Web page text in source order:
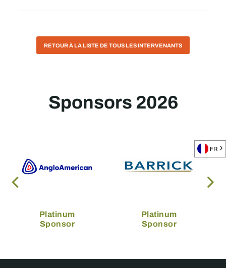
RETOUR À LA LISTE DE TOUS LES INTERVENANTS
Sponsors 2026
Platinum
Sponsor
Platinum
Sponsor
FR